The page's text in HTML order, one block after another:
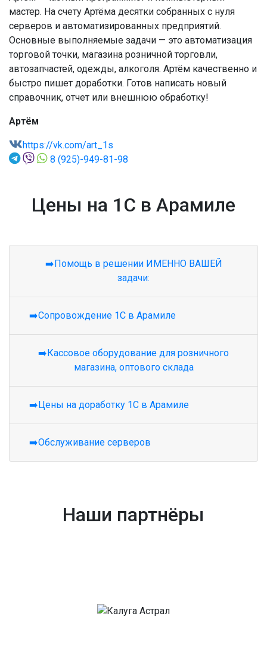
мастер. На счету Артёма десятки собранных с нуля
серверов и автоматизированных предприятий.
Основные выполняемые задачи — это автоматизация
торговой точки, магазина розничной торговли,
автозапчастей, одежды, алкоголя. Артём качественно и
быстро пишет доработки. Готов написать новый
справочник, отчет или внешнюю обработку!
Артём
https://vk.com/art_1s
8 (925)-949-81-98
Цены на 1С в Арамиле
➡️Помощь в решении ИМЕННО ВАШЕЙ
задачи:
➡️Сопровождение 1С в Арамиле
➡️Кассовое оборудование для розничного
магазина, оптового склада
➡️Цены на доработку 1С в Арамиле
➡️Обслуживание серверов
Наши партнёры